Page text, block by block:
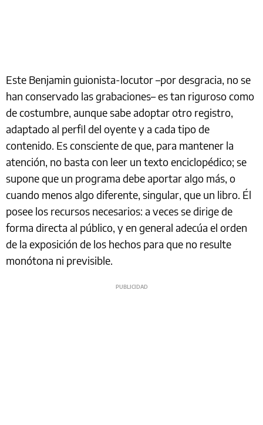
Este Benjamin guionista-locutor –por desgracia, no se
han conservado las grabaciones– es tan riguroso como
de costumbre, aunque sabe adoptar otro registro,
adaptado al perfil del oyente y a cada tipo de
contenido. Es consciente de que, para mantener la
atención, no basta con leer un texto enciclopédico; se
supone que un programa debe aportar algo más, o
cuando menos algo diferente, singular, que un libro. Él
posee los recursos necesarios: a veces se dirige de
forma directa al público, y en general adecúa el orden
de la exposición de los hechos para que no resulte
monótona ni previsible.